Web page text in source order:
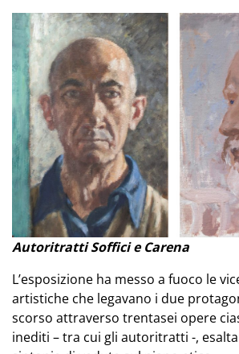
Autoritratti Soffici e Carena
L’esposizione ha messo a fuoco le
artistiche che legavano i due
scorso attraverso trentasei opere
inediti – tra cui gli autoritratti -,